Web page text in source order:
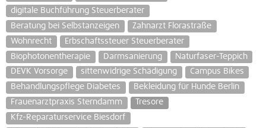
digitale Buchführung Steuerberater
Beratung bei Selbstanzeigen
Zahnarzt Florastraße
Wohnrecht
Erbschaftssteuer Steuerberater
Biophotonentherapie
Darmsanierung
Naturfaser-Teppich
DEVK Vorsorge
sittenwidrige Schädigung
Campus Bikes
Behandlungspflege Diabetes
Bekleidung für Hunde Berlin
Frauenarztpraxis Sterndamm
Tresore
Kfz-Reparaturservice Biesdorf